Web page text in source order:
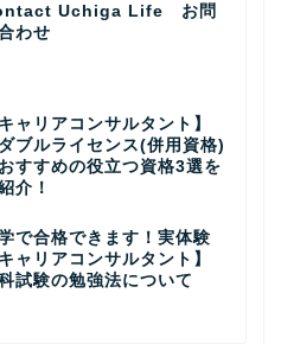
Uchiga Life お問
わせ
キャリアコンサルタント】
ブルライセンス(併用資格)
すすめの役立つ資格3選を
介！
で合格できます！実体験
キャリアコンサルタント】
試験の勉強法について